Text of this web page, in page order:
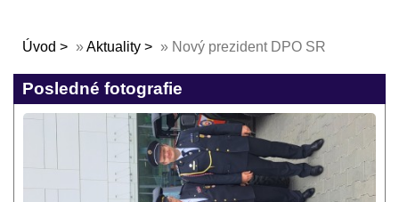
Úvod »Aktuality » Nový prezident DPO SR
Posledné fotografie